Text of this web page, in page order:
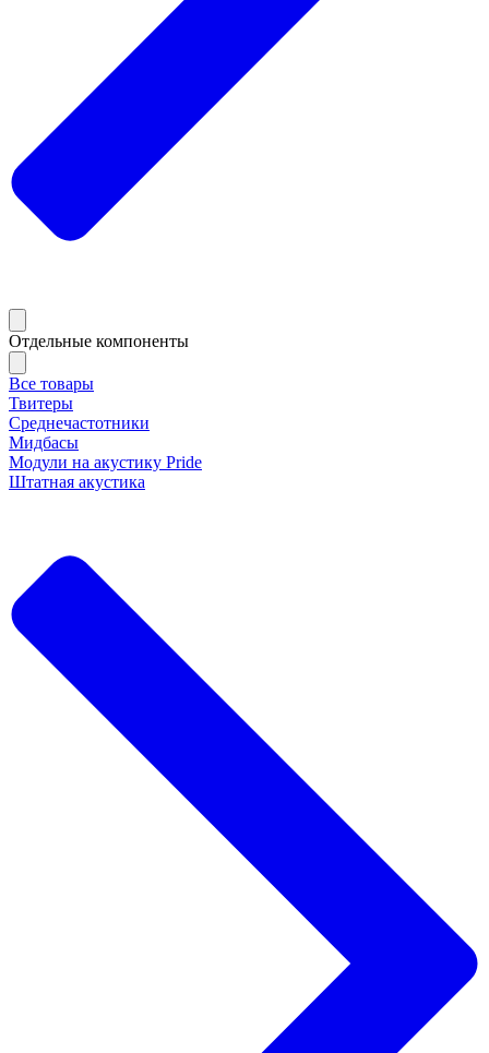
Отдельные компоненты
Все товары
Твитеры
Среднечастотники
Мидбасы
Модули на акустику Pride
Штатная акустика